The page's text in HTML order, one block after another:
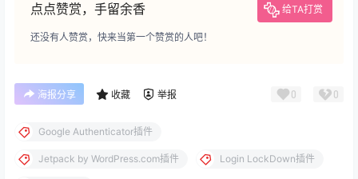
点点赞赏，手留余香 给TA打赏
还没有人赞赏，快来当第一个赞赏的人吧！
海报分享 收藏 举报 0 0
Google Authenticator插件
Jetpack by WordPress.com插件 Login LockDown插件